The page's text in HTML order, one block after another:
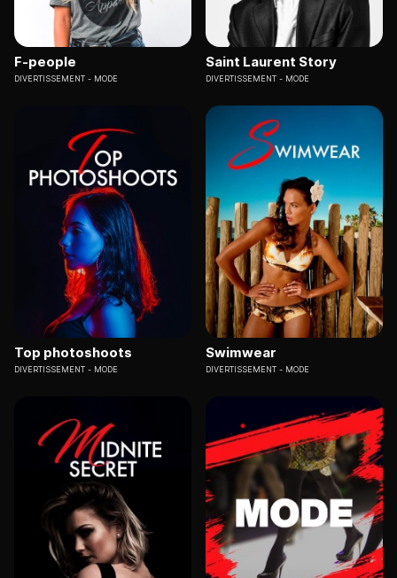
F-people
DIVERTISSEMENT MODE
Saint Laurent Story
DIVERTISSEMENT MODE
Top photoshoots
DIVERTISSEMENT MODE
Swimwear
DIVERTISSEMENT MODE